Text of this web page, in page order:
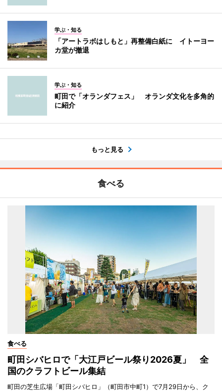
学ぶ・知る
「アートラボはしもと」再整備白紙に イトーヨー
カ堂が撤退
学ぶ・知る
町田で「オランダフェス」 オランダ文化を多角的
に紹介
もっと見る
食べる
食べる
町田シバヒロで「大江戸ビール祭り2026夏」 全
国のクラフトビール集結
町田の芝生広場「町田シバヒロ」（町田市中町1）で7月29日から、ク